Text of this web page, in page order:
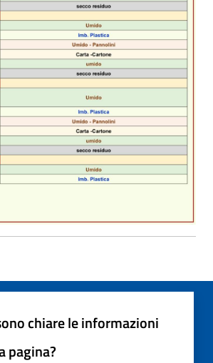
chiare le informazioni
pagina?